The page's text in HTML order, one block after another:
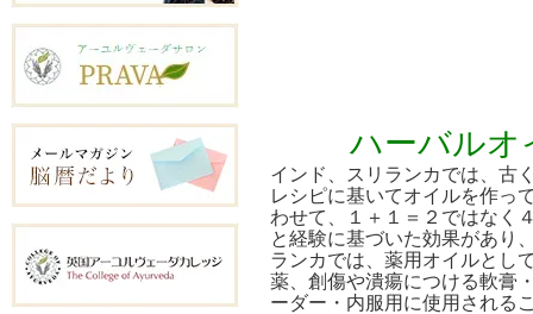
ハーバルオ
インド、スリランカでは、古
レシピに基いてオイルを作っ
わせて、１＋１＝２ではなく
と経験に基づいた効果があり
ランカでは、薬用オイルとし
薬、創傷や潰瘍につける軟膏
ーダー・内服用に使用される